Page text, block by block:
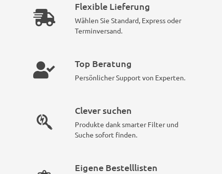
Flexible Lieferung
Wählen Sie Standard, Express oder
Terminversand.
Top Beratung
Persönlicher Support von Experten.
Clever suchen
Produkte dank smarter Filter und
Suche sofort finden.
Eigene Bestelllisten